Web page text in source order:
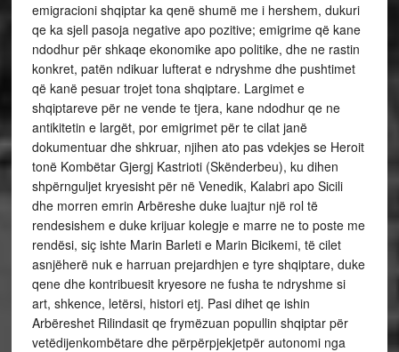
emigracioni shqiptar ka qenë shumë me i hershem, dukuri
qe ka sjell pasoja negative apo pozitive; emigrime që kane
ndodhur për shkaqe ekonomike apo politike, dhe ne rastin
konkret, patën ndikuar lufterat e ndryshme dhe pushtimet
që kanë pesuar trojet tona shqiptare. Largimet e
shqiptareve për ne vende te tjera, kane ndodhur qe ne
antikitetin e largët, por emigrimet për te cilat janë
dokumentuar dhe shkruar, njihen ato pas vdekjes se Heroit
tonë Kombëtar Gjergj Kastrioti (Skënderbeu), ku dihen
shpërnguljet kryesisht për në Venedik, Kalabri apo Sicili
dhe morren emrin Arbëreshe duke luajtur një rol të
rendesishem e duke krijuar kolegje e marre ne to poste me
rendësi, siç ishte Marin Barleti e Marin Bicikemi, të cilet
asnjëherë nuk e harruan prejardhjen e tyre shqiptare, duke
qene dhe kontribuesit kryesore ne fusha te ndryshme si
art, shkence, letërsi, histori etj. Pasi dihet qe ishin
Arbëreshet Rilindasit qe frymëzuan popullin shqiptar për
vetëdijenkombëtare dhe përpërpjekjetpër autonomi nga